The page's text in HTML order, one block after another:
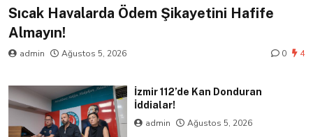
Sıcak Havalarda Ödem Şikayetini Hafife
Almayın!
admin Ağustos 5, 2026 0 4
İzmir 112’de Kan Donduran
İddialar!
admin
Ağustos 5, 2026